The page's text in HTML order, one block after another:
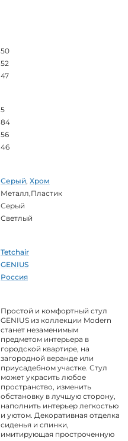
50
52
47
5
84
56
46
Серый, Хром
Металл,Пластик
Серый
Светлый
Tetchair
GENIUS
Россия
Простой и комфортный стул
GENIUS из коллекции Modern
станет незаменимым
предметом интерьера в
городской квартире, на
загородной веранде или
приусадебном участке. Стул
может украсить любое
пространство, изменить
обстановку в лучшую сторону,
наполнить интерьер легкостью
и уютом. Декоративная отделка
сиденья и спинки,
имитирующая простроченную